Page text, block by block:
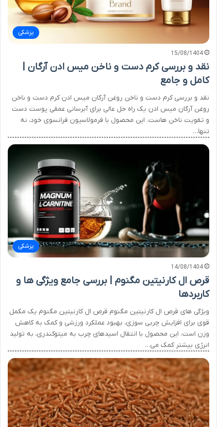
پزشکی
15/08/1404
نقد و بررسی کرم دست و ناخن میس ادن آرگان |
کامل و جامع
نقد و بررسی کرم دست و ناخن روغن آرگان میس ادن کرم دست و ناخن
روغن آرگان میس ادن یک راه حل عالی برای آبرسانی عمقی پوست دست
و تقویت ناخن هاست. این محصول با فرمولاسیون فرانسوی خود، نه
تنها…
پزشکی
14/08/1404
قرص ال کارنیتین مگنوم | بررسی جامع ویژگی ها و
کاربردها
ویژگی های قرص ال کارنیتین مگنوم قرص ال کارنیتین مگنوم یک مکمل
قوی برای افزایش چربی سوزی، بهبود عملکرد ورزشی و کمک به کاهش
وزن است. این محصول با انتقال اسیدهای چرب به میتوکندری، به تولید
انرژی بیشتر کمک می…